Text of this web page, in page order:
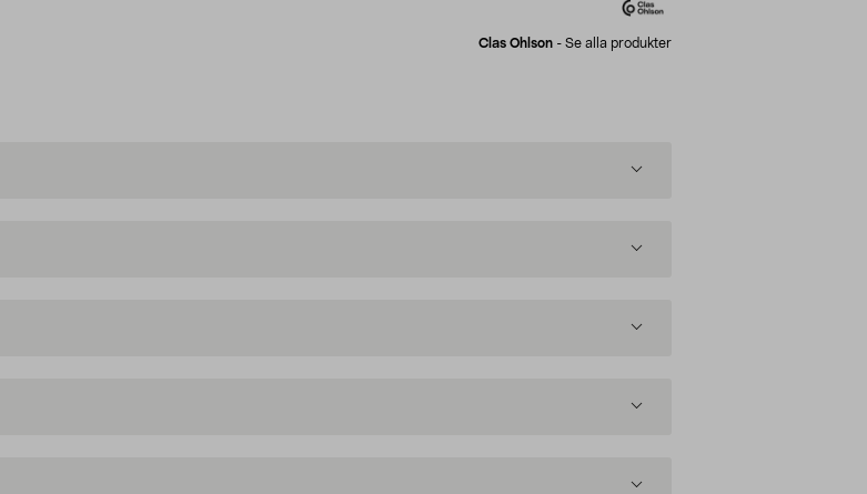
Clas Ohlson - Se alla produkter